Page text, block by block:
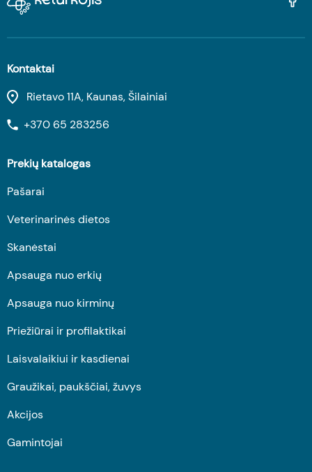
Kontaktai
Rietavo 11A, Kaunas, Šilainiai
+370 65 283256
Prekių katalogas
Pašarai
Veterinarinės dietos
Skanėstai
Apsauga nuo erkių
Apsauga nuo kirminų
Priežiūrai ir profilaktikai
Laisvalaikiui ir kasdienai
Graužikai, paukščiai, žuvys
Akcijos
Gamintojai